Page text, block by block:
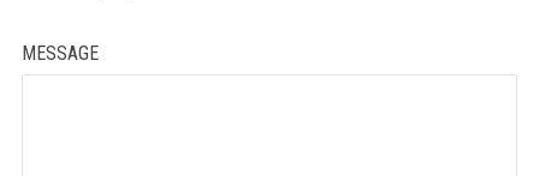
MESSAGE